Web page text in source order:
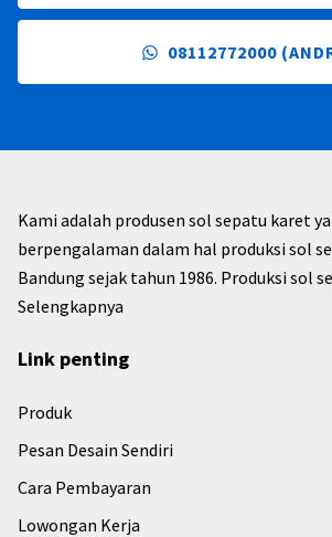
08112772000
Kami adalah produsen sol sepatu karet
berpengalaman dalam hal produksi sol
Bandung sejak tahun 1986. Produksi sol
Selengkapnya
Link penting
Produk
Pesan Desain Sendiri
Cara Pembayaran
Lowongan Kerja